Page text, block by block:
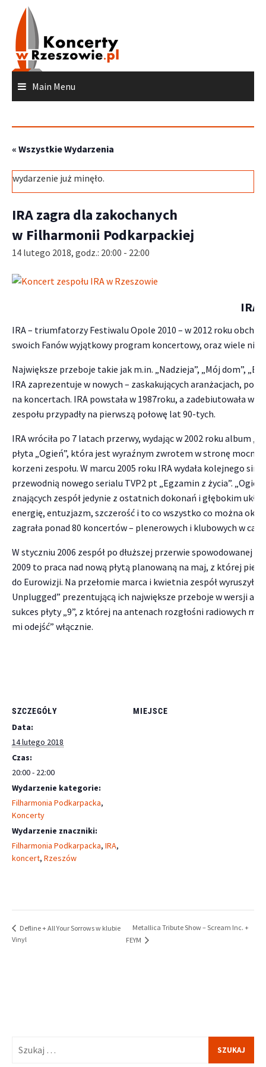
content
Main Menu
« Wszystkie Wydarzenia
wydarzenie już minęło.
IRA zagra dla zakochanych
w Filharmonii Podkarpackiej
14 lutego 2018, godz.: 20:00 - 22:00
IRA
IRA – triumfatorzy Festiwalu Opole 2010 – w 2012 roku
swoich Fanów wyjątkowy program koncertowy, oraz wiele
Największe przeboje takie jak m.in. „Nadzieja”, „Mój dom”,
IRA zaprezentuje w nowych – zaskakujących aranżacjach,
na koncertach. IRA powstała w 1987roku, a zadebiutowała w
zespołu przypadły na pierwszą połowę lat 90-tych.
IRA wróciła po 7 latach przerwy, wydając w 2002 roku album
płyta „Ogień”, która jest wyraźnym zwrotem w stronę
korzeni zespołu. W marcu 2005 roku IRA wydała kolejnego
przewodnią nowego serialu TVP2 pt „Egzamin z życia”.
znających zespół jedynie z ostatnich dokonań i głębokim
energię, entuzjazm, szczerość i to co wszystko co można
zagrała ponad 80 koncertów – plenerowych i klubowych w
W styczniu 2006 zespół po dłuższej przerwie spowodowanej
2009 to praca nad nową płytą planowaną na maj, z której
do Eurowizji. Na przełomie marca i kwietnia zespół wyruszył
Unplugged” prezentującą ich największe przeboje w wersji
sukces płyty „9”, z której na antenach rozgłośni radiowych
mi odejść” włącznie.
SZCZEGÓŁY
Data:
14 lutego 2018
Czas:
20:00 - 22:00
Wydarzenie kategorie:
Filharmonia Podkarpacka,
Koncerty
Wydarzenie znaczniki:
Filharmonia Podkarpacka, IRA,
koncert, Rzeszów
MIEJSCE
Defline + All Your Sorrows w klubie
Vinyl
Metallica Tribute Show – Scream Inc. +
FEYM